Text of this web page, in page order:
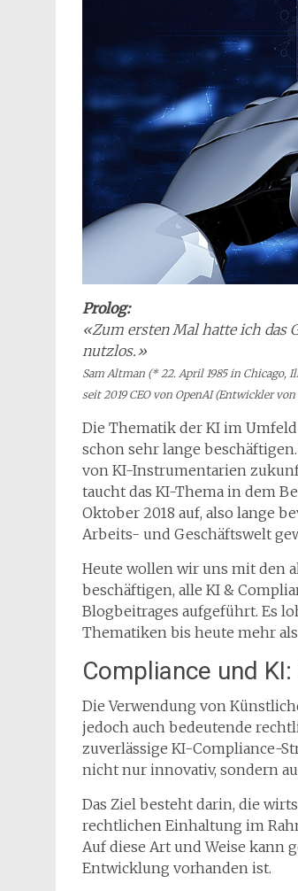
Prolog:
«Zum ersten Mal hatte ich das
nutzlos.»
Sam Altman (* 22. April 1985 in Chicago,
seit 2019 CEO von OpenAI (Entwickler von
Die Thematik der KI im
schon sehr lange
von KI-Instrumentarien
taucht das KI-Thema in dem
Oktober 2018 auf, also lange
Arbeits- und Geschäftswelt
Heute wollen wir uns mit den
beschäftigen, alle KI &
Blogbeitrages aufgeführt. Es
Thematiken bis heute mehr
Compliance und
Die Verwendung von
jedoch auch bedeutende
zuverlässige KI-Compliance-
nicht nur innovativ, sondern
Das Ziel besteht darin, die
rechtlichen Einhaltung im
Auf diese Art und Weise kann
Entwicklung vorhanden ist.